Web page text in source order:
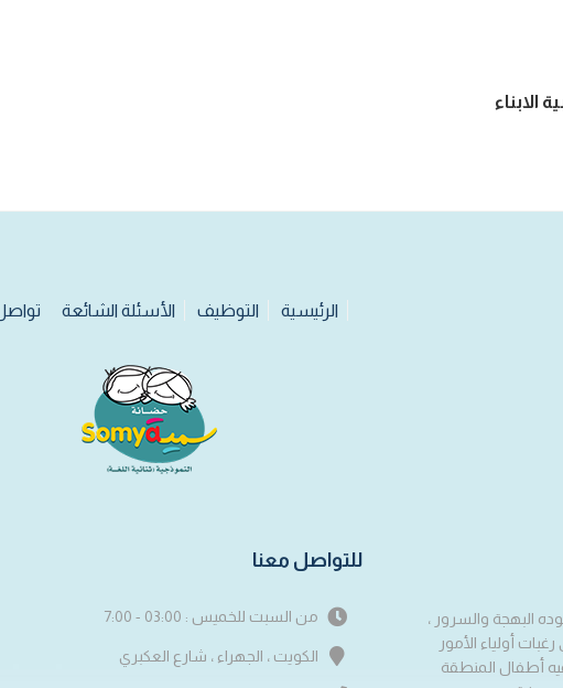
الابناء
الرئيسية التوظيف الأسئلة الشائعة
للتواصل معنا
من السبت للخميس : 03:00 - 7:00
الكويت ، الجهراء ، شارع العكبري
البهجة والسرور ،
أولياء الأمور
أطفال المنطقة